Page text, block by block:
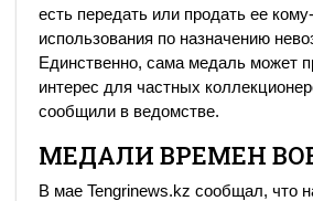
есть передать или продать ее
использования по назначению
Единственно, сама медаль может
интерес для частных
сообщили в ведомстве.
МЕДАЛИ ВРЕМЕН
В мае Tengrinews.kz сообщал, что